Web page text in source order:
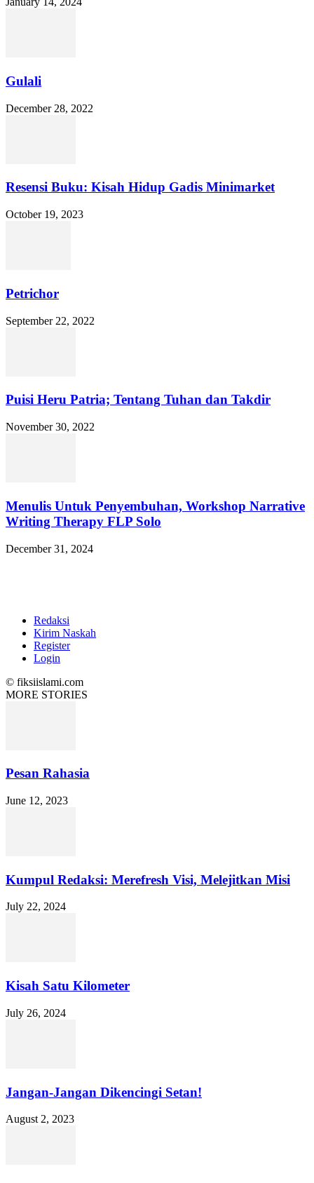
Gulali
December 28, 2022
Resensi Buku: Kisah Hidup Gadis Minimarket
October 19, 2023
Petrichor
September 22, 2022
Puisi Heru Patria; Tentang Tuhan dan Takdir
November 30, 2022
Menulis Untuk Penyembuhan, Workshop Narrative
Writing Therapy FLP Solo
December 31, 2024
Redaksi
Kirim Naskah
Register
Login
© fiksiislami.com
MORE STORIES
Pesan Rahasia
June 12, 2023
Kumpul Redaksi: Merefresh Visi, Melejitkan Misi
July 22, 2024
Kisah Satu Kilometer
July 26, 2024
Jangan-Jangan Dikencingi Setan!
August 2, 2023